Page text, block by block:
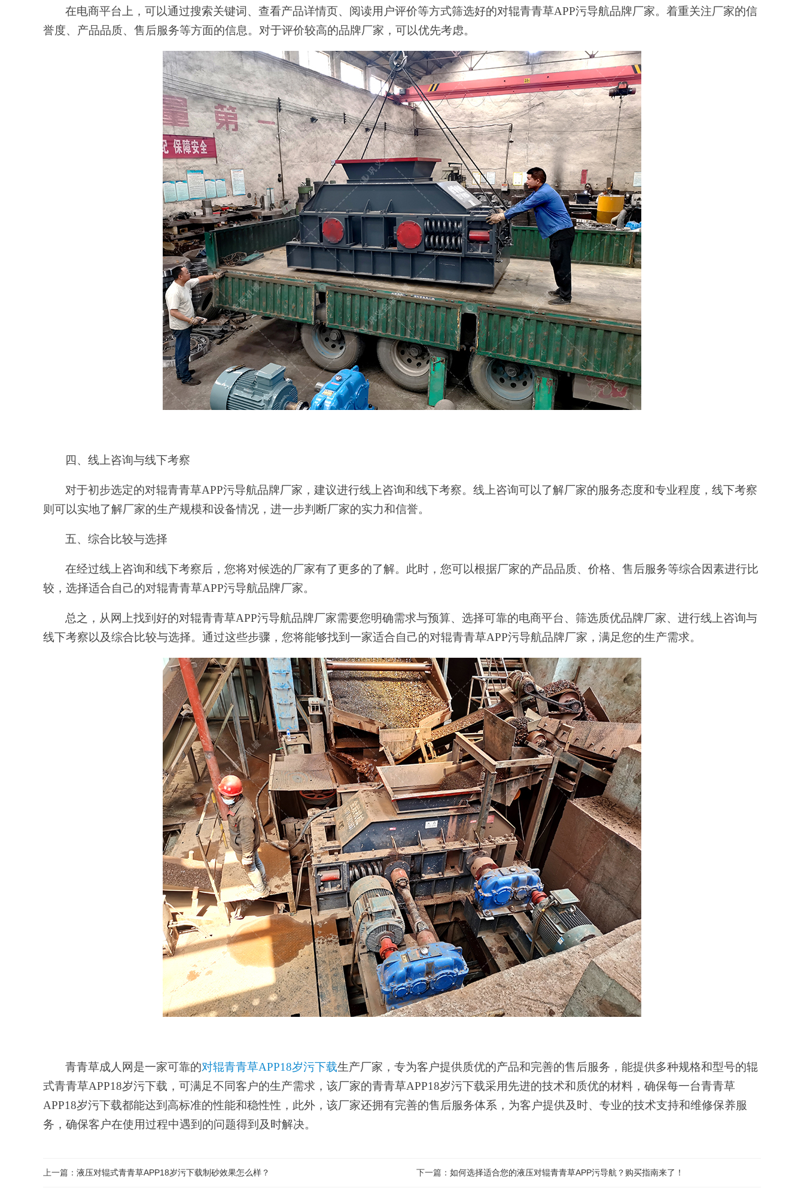
在电商平台上，可以通过搜索关键词、查看产品详情页、阅读用户评价等方式筛选好的对辊青青草APP污导航品牌厂家。 着重关注厂家的信
誉度、产品品质、售后服务等方面的信息。对于评价较高的品牌厂家，可以优先考虑。
四、线上咨询与线下考察
对于初步选定的对辊青青草APP污导航品牌厂家，建议进行线上咨询和线下考察。线上咨询可以了解厂家的服务态度和专业程度，线下考察
则可以实地了解厂家的生产规模和设备情况，进一步判断厂家的实力和信誉。
五、综合比较与选择
在经过线上咨询和线下考察后，您将对候选的厂家有了更多的了解。此时，您可以根据厂家的产品品质、价格、售后服务等综合因素进行比
较，选择适合自己的对辊青青草APP污导航品牌厂家。
总之，从网上找到好的对辊青青草APP污导航品牌厂家需要您明确需求与预算、选择可靠的电商平台、筛选质优品牌厂家、进行线上咨询与
线下考察以及综合比较与选择。通过这些步骤，您将能够找到一家适合自己的对辊青青草APP污导航品牌厂家，满足您的生产需求。
青青草成人网是一家可靠的对辊青青草APP18岁污下载生产厂家 ， 专为客户提供质优的产品和完善的售后服务 ， 能提供多种规格和型号的辊
式青青草APP18岁污下载 ， 可满足不同客户的生产需求 ， 该厂家的青青草APP18岁污下载采用先进的技术和质优的材料 ， 确保每一台青青草
APP18岁污下载都能达到高标准的性能和稳性性 ， 此外，该厂家还拥有完善的售后服务体系 ， 为客户提供及时、专业的技术支持和维修保养服
务 ， 确保客户在使用过程中遇到的问题得到及时解决。
上一篇： 液压对辊式青青草APP18岁污下载制砂效果怎么样？ 下一篇： 如何选择适合您的液压对辊青青草APP污导航？购买指南来了！